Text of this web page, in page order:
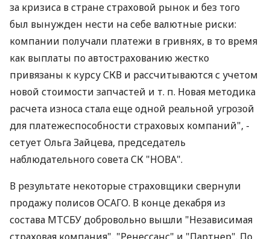
за кризиса в стране страховой рынок и без того
был вынужден нести на себе валютные риски:
компании получали платежи в гривнях, в то время
как выплаты по автострахованию жестко
привязаны к курсу СКВ и рассчитываются с учетом
новой стоимости запчастей и т. п. Новая методика
расчета износа стала еще одной реальной угрозой
для платежеспособности страховых компаний", -
сетует Ольга Зайцева, председатель
наблюдательного совета СК "НОВА".
В результате некоторые страховщики свернули
продажу полисов ОСАГО. В конце декабря из
состава МТСБУ добровольно вышли "Независимая